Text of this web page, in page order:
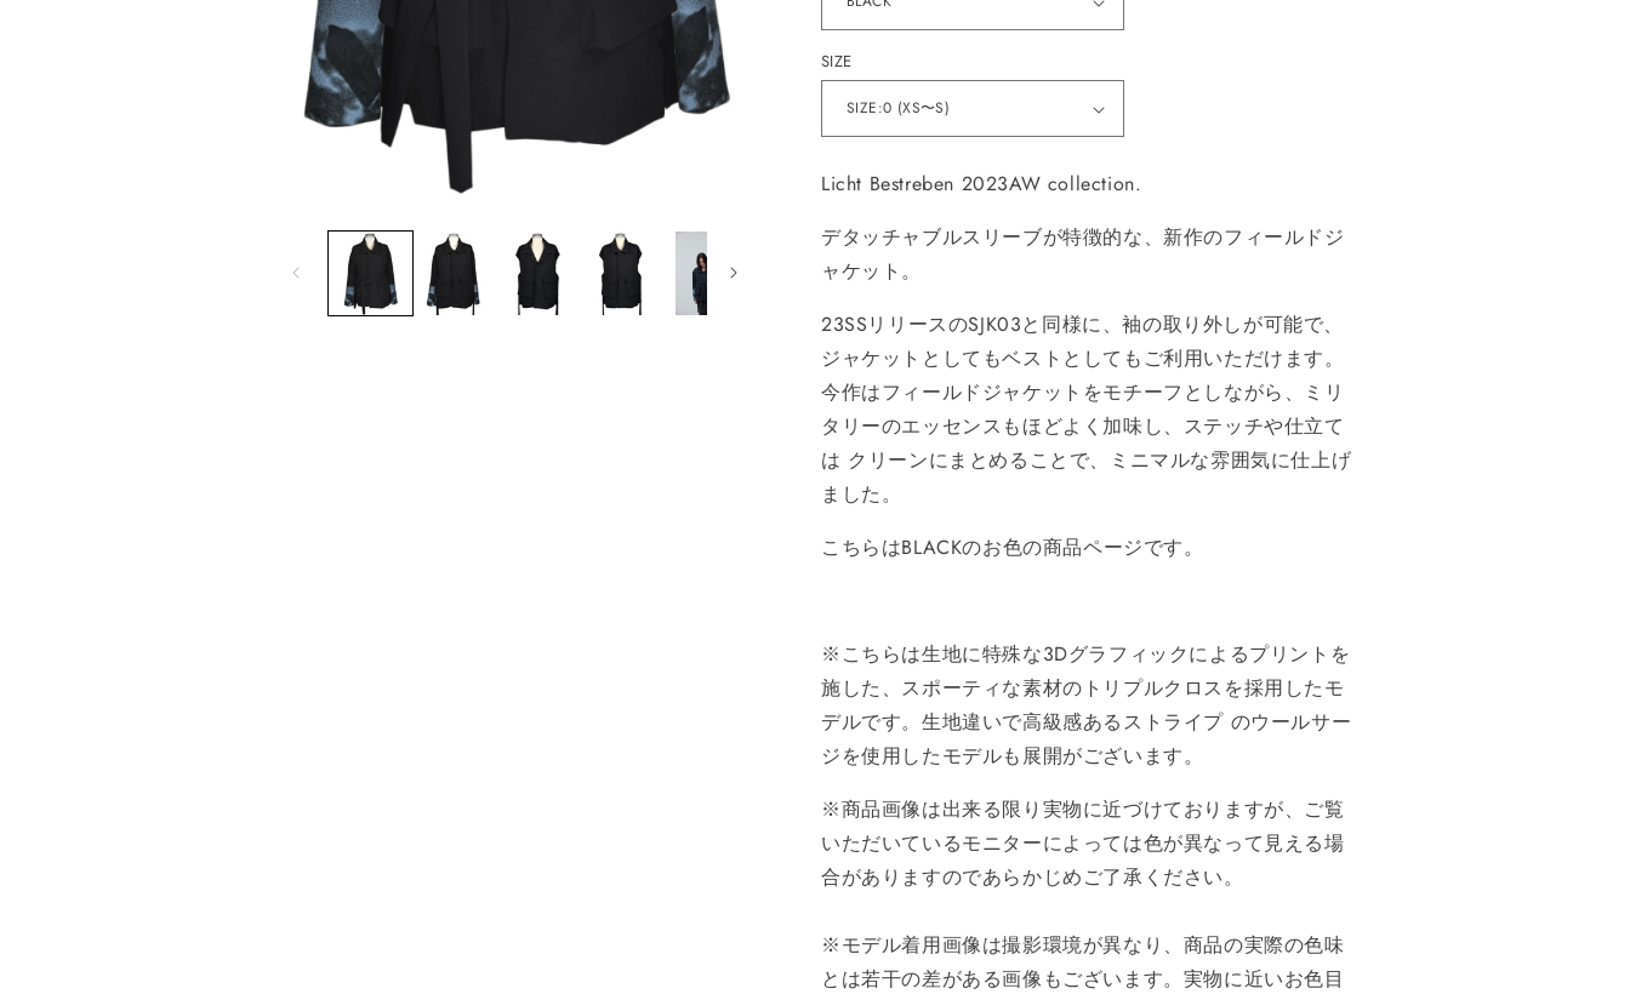
SIZE
Licht Bestreben 2023AW collection.
デタッチャブルスリーブが特徴的な、新作のフィールドジ
ャケット。
23SSリリースのSJK03と同様に、袖の取り外しが可能で、
ジャケットとしてもベストとしてもご利用いただけます。
今作はフィールドジャケットをモチーフとしながら、ミリ
タリーのエッセンスもほどよく加味し、ステッチや仕立て
は クリーンにまとめることで、ミニマルな雰囲気に仕上げ
ました。
こちらはBLACKのお色の商品ページです。
※こちらは生地に特殊な3Dグラフィックによるプリントを
施した、スポーティな素材のトリプルクロスを採用したモ
デルです。生地違いで高級感あるストライプ のウールサー
ジを使用したモデルも展開がございます。
※商品画像は出来る限り実物に近づけておりますが、ご覧
いただいているモニターによっては色が異なって見える場
合がありますのであらかじめご了承ください。
※モデル着用画像は撮影環境が異なり、商品の実際の色味
とは若干の差がある画像もございます。実物に近いお色目